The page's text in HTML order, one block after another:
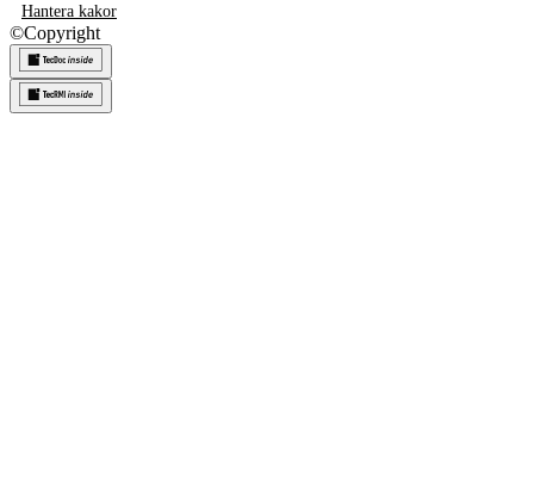
Hantera kakor
©Copyright